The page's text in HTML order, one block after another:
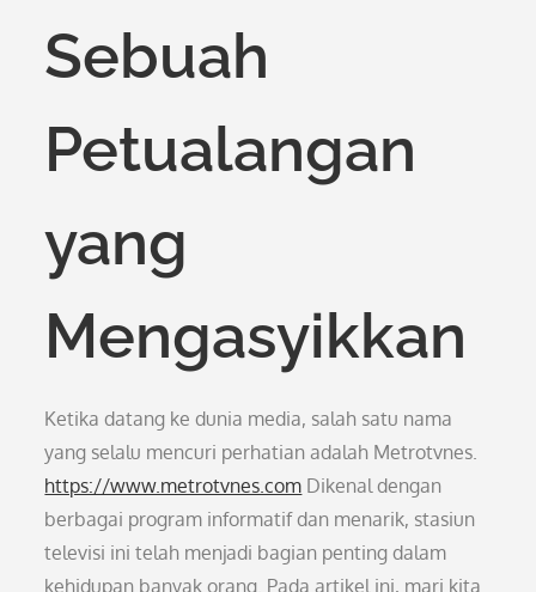
Sebuah
Petualangan
yang
Mengasyikkan
Ketika datang ke dunia media, salah satu nama
yang selalu mencuri perhatian adalah Metrotvnes.
https://www.metrotvnes.com Dikenal dengan
berbagai program informatif dan menarik, stasiun
televisi ini telah menjadi bagian penting dalam
kehidupan banyak orang. Pada artikel ini, mari kita